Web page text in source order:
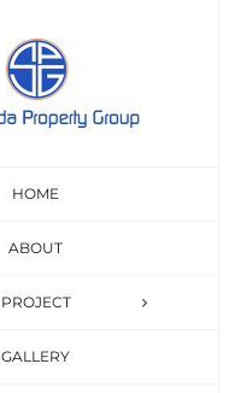
HOME
ABOUT
PROJECT
GALLERY